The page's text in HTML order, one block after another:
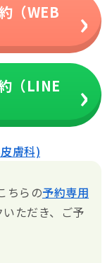
（WEB
（LINE
膚科)
ちらの予約専用
いただき、ご予